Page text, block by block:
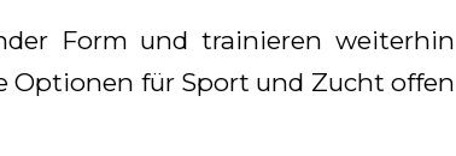
Form und trainieren weiterhin
Optionen für Sport und Zucht offen